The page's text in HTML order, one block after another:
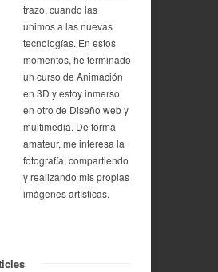
trazo, cuando las
unimos a las nuevas
tecnologías. En estos
momentos, he terminado
un curso de Animación
en 3D y estoy inmerso
en otro de Diseño web y
multimedia. De forma
amateur, me interesa la
fotografía, compartiendo
y realizando mis propias
imágenes artísticas.